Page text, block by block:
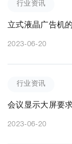
行业资讯
立式液晶广告机
2023-06-20
行业资讯
会议显示大屏要
2023-06-20